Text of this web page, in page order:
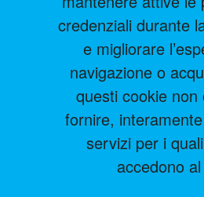
credenziali durante
e migliorare
navigazione o
questi cookie non
fornire,
servizi per i
accedono